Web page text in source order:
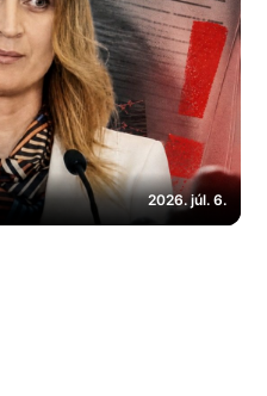
2026. júl. 6.